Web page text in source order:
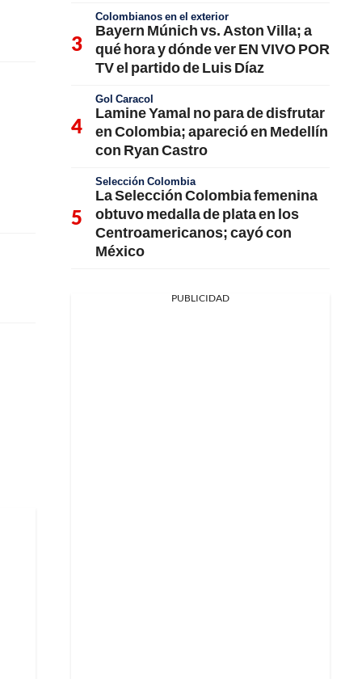
Colombianos en el exterior
Bayern Múnich vs. Aston Villa; a
qué hora y dónde ver EN VIVO POR
TV el partido de Luis Díaz
Gol Caracol
Lamine Yamal no para de disfrutar
en Colombia; apareció en Medellín
con Ryan Castro
Selección Colombia
La Selección Colombia femenina
obtuvo medalla de plata en los
Centroamericanos; cayó con
México
PUBLICIDAD